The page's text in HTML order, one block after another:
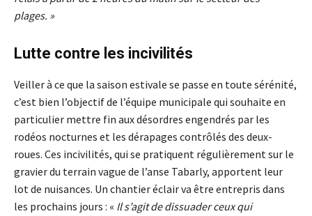
plages. »
Lutte contre les incivilités
Veiller à ce que la saison estivale se passe en toute sérénité,
c’est bien l’objectif de l’équipe municipale qui souhaite en
particulier mettre fin aux désordres engendrés par les
rodéos nocturnes et les dérapages contrôlés des deux-
roues. Ces incivilités, qui se pratiquent régulièrement sur le
gravier du terrain vague de l’anse Tabarly, apportent leur
lot de nuisances. Un chantier éclair va être entrepris dans
les prochains jours : « Il s’agit de dissuader ceux qui